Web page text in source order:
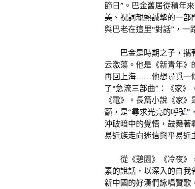
節日”。巴金舊居從積年
美、祝詞親熱誠摯的一
與巴老在這里“對話”，一
巴金是時期之子，攜
云激蕩。他是《新青年》
再回上海……他想尋覓一
了“急流三部曲”：《家》
《電》。長篇小說《家
籲，是“尋求光亮的呼號”
沖破暗中的覺悟，鼓舞
易近族走向迷信與平易近
從《憩園》《冷夜》
素的說話，以深入的自我
新中國的好漢們詠唱贊歌